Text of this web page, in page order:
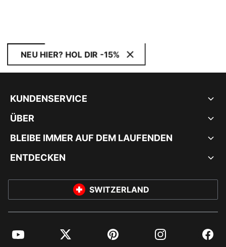
NEU HIER? HOL DIR -15%
KUNDENSERVICE
ÜBER
BLEIBE IMMER AUF DEM LAUFENDEN
ENTDECKEN
SWITZERLAND
YouTube Twitter Pinterest Instagram